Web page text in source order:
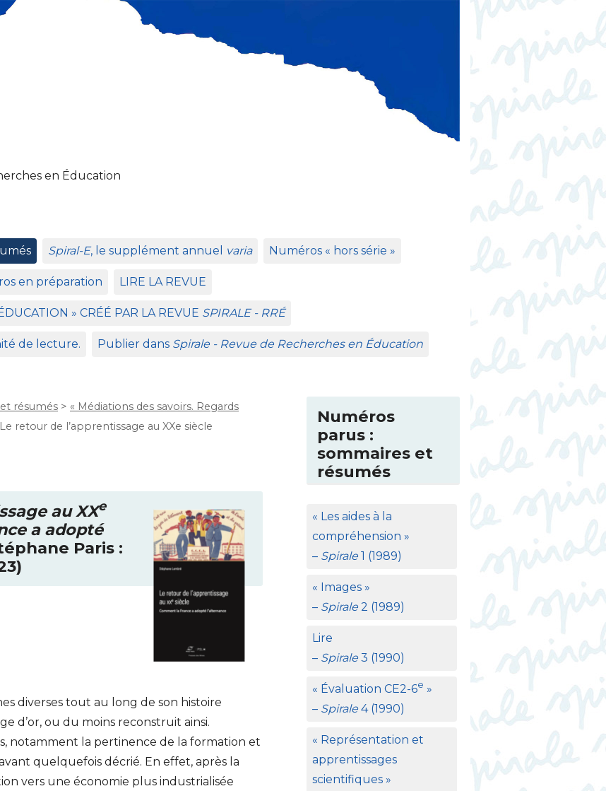
en Éducation
Spiral-E, le supplément annuel varia Numéros « hors série »
en préparation LIRE LA REVUE
É DUCATION » CR ÉÉ PAR LA REVUE SPIRALE- RRÉ
de lecture. Publier dans Spirale - Revue de Recherches en Éducation
résumés > « Médiations des savoirs. Regards
Le retour de l’apprentissage au XXe siècle
auXXe
a adopté
Paris :
diverses tout au long de son histoire
d’or, ou du moins reconstruit ainsi.
notamment la pertinence de la formation et
quelquefois décrié. En effet, après la
vers une économie plus industrialisée
Numéros
parus :
sommaires et
résumés
« Les aides à la
compréhension »
– Spirale1 (1989)
« Images »
– Spirale2 (1989)
Lire
– Spirale3 (1990)
« ÉvaluationCE2-6e »
– Spirale4 (1990)
« Représentation et
apprentissages
scientifiques »